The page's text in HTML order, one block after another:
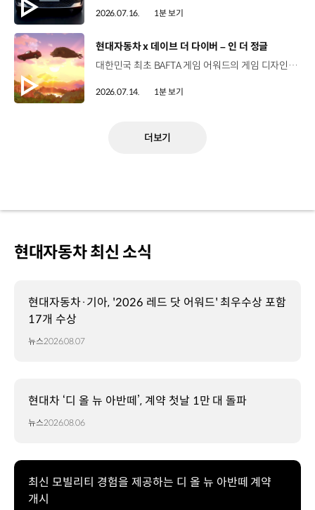
2026.07.16. 1분 보기
[동영상]
현대자동차 x 데이브 더 다이버 – 인 더 정글
대한민국 최초 BAFTA 게임 어워드의 게임 디자인 부문 수상에 빛나는‘데이브 더 다이버’의 최신 DLC에 포니 픽업이 등장합니다.데이브 더 다이버 - 인 더 정글 속 포니 픽업의 활약을 체험해 보세요. Steam, Nintendo Switch 2 Nintendo Switch, PS5 PS4, Xbox Series X|S, Epic Games Store에서 만나 볼 수 있습니다. #현대자동차 #데이브더다이버 #인더정글 #민트로켓 #게임콜라보 #포니픽업 #포니 유튜브 쇼츠 보기 >
2026.07.14. 1분 보기
더보기
현대자동차 최신 소식
현대자동차·기아, '2026 레드 닷 어워드' 최우수상 포함
17개 수상
뉴스2026.08.07
현대차 ‘디 올 뉴 아반떼’, 계약 첫날 1만 대 돌파
뉴스2026.08.06
최신 모빌리티 경험을 제공하는 디 올 뉴 아반떼 계약
개시